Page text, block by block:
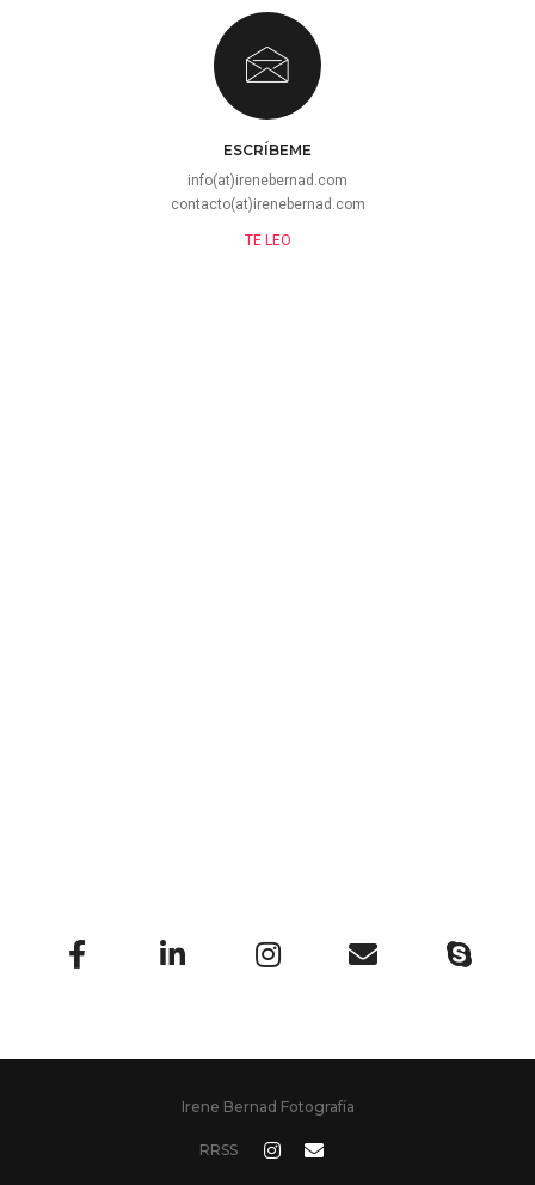
ESCRÍBEME
info(at)irenebernad.com
contacto(at)irenebernad.com
TE LEO
Irene Bernad Fotografía
RRSS